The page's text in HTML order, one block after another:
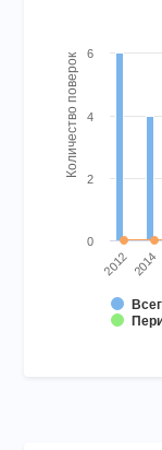
View as data
The chart has
The chart has
Количество поверок
2012 2014
0
2
4
6